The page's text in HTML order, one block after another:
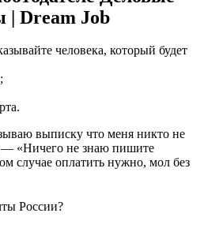
| Dream Job
человека, который будет
выписку что меня никто не
— «Ничего не знаю пишите
случае оплатить нужно, мол без
России?